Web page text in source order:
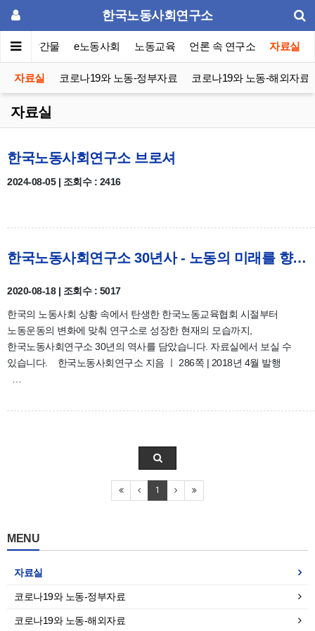
한국노동사회연구소
퍼 발간물 e노동사회 노동교육 언론 속 연구소 자료실
자료실 코로나19와 노동-정부자료 코로나19와 노동-해외자료
자료실
한국노동사회연구소 브로셔
2024-08-05 | 조회수 : 2416
한국노동사회연구소 30년사 - 노동의 미래를 향한 연대와 전진
2020-08-18 | 조회수 : 5017
한국의 노동사회 상황 속에서 탄생한 한국노동교육협회 시절부터
노동운동의 변화에 맞춰 연구소로 성장한 현재의 모습까지,
한국노동사회연구소 30년의 역사를 담았습니다. 자료실에서 보실 수
있습니다. 한국노동사회연구소 지음 ㅣ 286쪽 | 2018년 4월 발행
1
MENU
자료실
코로나19와 노동-정부자료
코로나19와 노동-해외자료